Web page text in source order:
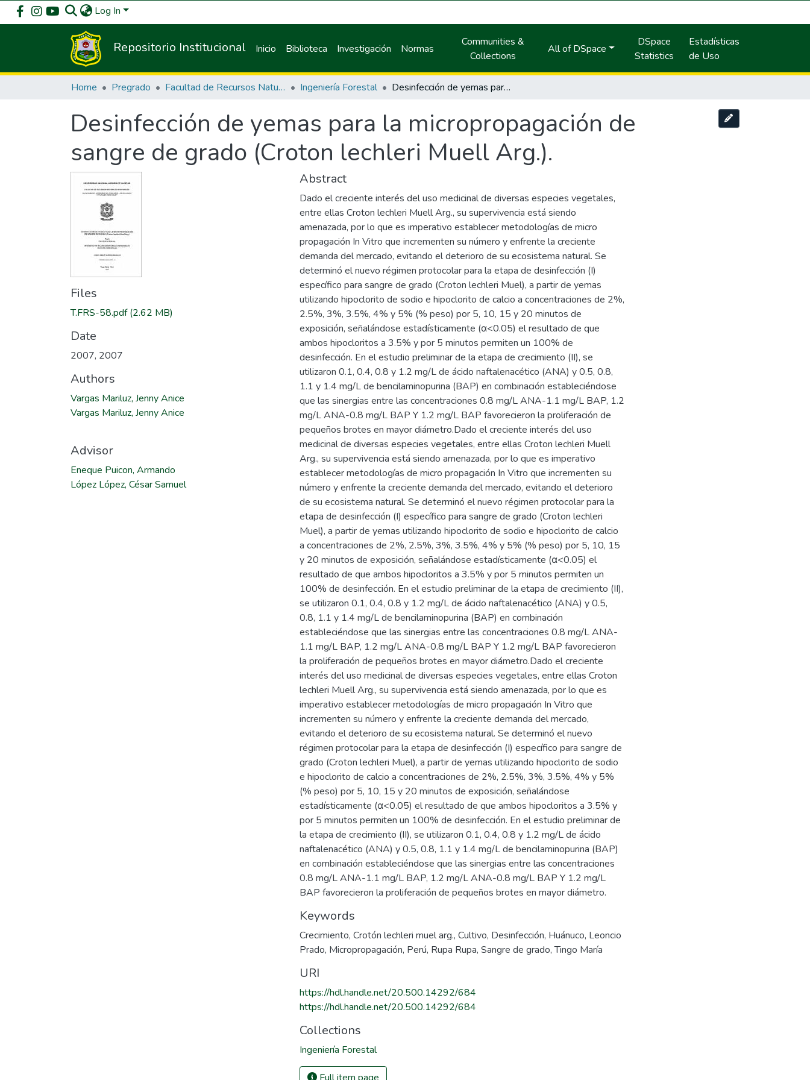
Log In
Repositorio Institucional Inicio Biblioteca Investigación Normas
Communities &
Collections
All of DSpace
DSpace
Statistics
Estadísticas
de Uso
Home Pregrado Facultad de Recursos Naturales Renovables Ingeniería Forestal Desinfección de yemas para la micropropagación de sangre de grado (Croton lechleri Muell Arg.).
Desinfección de yemas para la micropropagación de
sangre de grado (Croton lechleri Muell Arg.).
Files
T.FRS-58.pdf(2.62 MB)
Date
2007, 2007
Authors
Vargas Mariluz, Jenny Anice
Vargas Mariluz, Jenny Anice
Advisor
Eneque Puicon, Armando
López López, César Samuel
Abstract
Dado el creciente interés del uso medicinal de diversas especies vegetales,
entre ellas Croton lechleri Muell Arg., su supervivencia está siendo
amenazada, por lo que es imperativo establecer metodologías de micro
propagación In Vitro que incrementen su número y enfrente la creciente
demanda del mercado, evitando el deterioro de su ecosistema natural. Se
determinó el nuevo régimen protocolar para la etapa de desinfección (I)
específico para sangre de grado (Croton lechleri Muel), a partir de yemas
utilizando hipoclorito de sodio e hipoclorito de calcio a concentraciones de 2%,
2.5%, 3%, 3.5%, 4% y 5% (% peso) por 5, 10, 15 y 20 minutos de
exposición, señalándose estadísticamente (α<0.05) el resultado de que
ambos hipocloritos a 3.5% y por 5 minutos permiten un 100% de
desinfección. En el estudio preliminar de la etapa de crecimiento (II), se
utilizaron 0.1, 0.4, 0.8 y 1.2 mg/L de ácido naftalenacético (ANA) y 0.5, 0.8,
1.1 y 1.4 mg/L de bencilaminopurina (BAP) en combinación estableciéndose
que las sinergias entre las concentraciones 0.8 mg/L ANA-1.1 mg/L BAP, 1.2
mg/L ANA-0.8 mg/L BAP Y 1.2 mg/L BAP favorecieron la proliferación de
pequeños brotes en mayor diámetro.Dado el creciente interés del uso
medicinal de diversas especies vegetales, entre ellas Croton lechleri Muell
Arg., su supervivencia está siendo amenazada, por lo que es imperativo
establecer metodologías de micro propagación In Vitro que incrementen su
número y enfrente la creciente demanda del mercado, evitando el deterioro
de su ecosistema natural. Se determinó el nuevo régimen protocolar para la
etapa de desinfección (I) específico para sangre de grado (Croton lechleri
Muel), a partir de yemas utilizando hipoclorito de sodio e hipoclorito de calcio
a concentraciones de 2%, 2.5%, 3%, 3.5%, 4% y 5% (% peso) por 5, 10, 15
y 20 minutos de exposición, señalándose estadísticamente (α<0.05) el
resultado de que ambos hipocloritos a 3.5% y por 5 minutos permiten un
100% de desinfección. En el estudio preliminar de la etapa de crecimiento (II),
se utilizaron 0.1, 0.4, 0.8 y 1.2 mg/L de ácido naftalenacético (ANA) y 0.5,
0.8, 1.1 y 1.4 mg/L de bencilaminopurina (BAP) en combinación
estableciéndose que las sinergias entre las concentraciones 0.8 mg/L ANA-
1.1 mg/L BAP, 1.2 mg/L ANA-0.8 mg/L BAP Y 1.2 mg/L BAP favorecieron
la proliferación de pequeños brotes en mayor diámetro.Dado el creciente
interés del uso medicinal de diversas especies vegetales, entre ellas Croton
lechleri Muell Arg., su supervivencia está siendo amenazada, por lo que es
imperativo establecer metodologías de micro propagación In Vitro que
incrementen su número y enfrente la creciente demanda del mercado,
evitando el deterioro de su ecosistema natural. Se determinó el nuevo
régimen protocolar para la etapa de desinfección (I) específico para sangre de
grado (Croton lechleri Muel), a partir de yemas utilizando hipoclorito de sodio
e hipoclorito de calcio a concentraciones de 2%, 2.5%, 3%, 3.5%, 4% y 5%
(% peso) por 5, 10, 15 y 20 minutos de exposición, señalándose
estadísticamente (α<0.05) el resultado de que ambos hipocloritos a 3.5% y
por 5 minutos permiten un 100% de desinfección. En el estudio preliminar de
la etapa de crecimiento (II), se utilizaron 0.1, 0.4, 0.8 y 1.2 mg/L de ácido
naftalenacético (ANA) y 0.5, 0.8, 1.1 y 1.4 mg/L de bencilaminopurina (BAP)
en combinación estableciéndose que las sinergias entre las concentraciones
0.8 mg/L ANA-1.1 mg/L BAP, 1.2 mg/L ANA-0.8 mg/L BAP Y 1.2 mg/L
BAP favorecieron la proliferación de pequeños brotes en mayor diámetro.
Keywords
Crecimiento, Crotón lechleri muel arg., Cultivo, Desinfección, Huánuco, Leoncio
Prado, Micropropagación, Perú, Rupa Rupa, Sangre de grado,Tingo María
URI
https://hdl.handle.net/20.500.14292/684
https://hdl.handle.net/20.500.14292/684
Collections
Ingeniería Forestal